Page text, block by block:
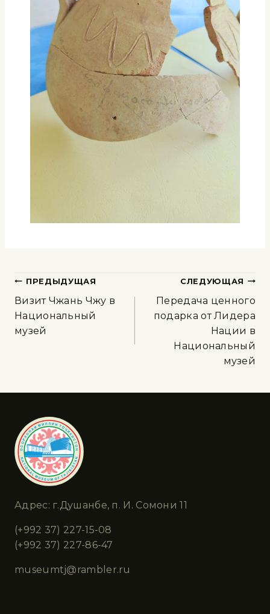
ПРЕДЫДУЩАЯ
Визит Чжань Чжу в
Национальный
музей
СЛЕДУЮЩАЯ
Передача ценного
подарка от Лидера
Нации в
Национальный
музей
Адрес: г.Душанбе, п. И. Сомони 11
(+992 37) 227-15-08
(+992 37) 227-86-47
museumtj@rambler.ru